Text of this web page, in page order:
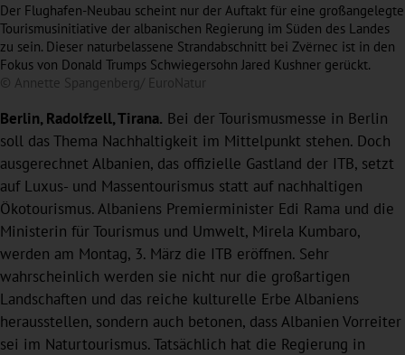
Der Flughafen-Neubau scheint nur der Auftakt für eine großangelegte
Tourismusinitiative der albanischen Regierung im Süden des Landes
zu sein. Dieser naturbelassene Strandabschnitt bei Zvërnec ist in den
Fokus von Donald Trumps Schwiegersohn Jared Kushner gerückt.
© Annette Spangenberg/ EuroNatur
Berlin, Radolfzell, Tirana. Bei der Tourismusmesse in Berlin
soll das Thema Nachhaltigkeit im Mittelpunkt stehen. Doch
ausgerechnet Albanien, das offizielle Gastland der ITB, setzt
auf Luxus- und Massentourismus statt auf nachhaltigen
Ökotourismus. Albaniens Premierminister Edi Rama und die
Ministerin für Tourismus und Umwelt, Mirela Kumbaro,
werden am Montag, 3. März die ITB eröffnen. Sehr
wahrscheinlich werden sie nicht nur die großartigen
Landschaften und das reiche kulturelle Erbe Albaniens
herausstellen, sondern auch betonen, dass Albanien Vorreiter
sei im Naturtourismus. Tatsächlich hat die Regierung in